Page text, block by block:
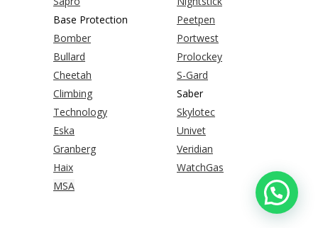
Base Protection
Bomber
Bullard
Cheetah
Climbing
Technology
Eska
Granberg
Haix
MSA
Peetpen
Portwest
Prolockey
S-Gard
Saber
Skylotec
Univet
Veridian
WatchGas